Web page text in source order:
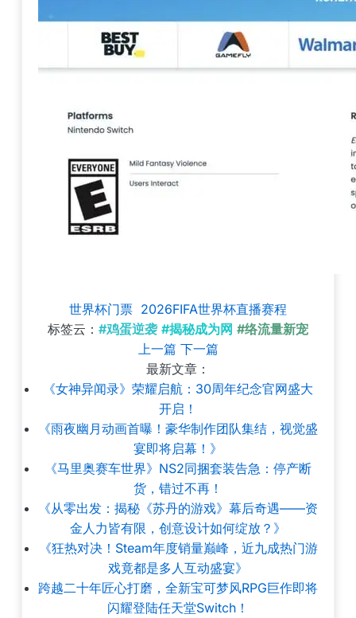
世界杯门票 2026FIFA世界杯直播赛程
标签云： #鸡蛋逆袭 #揭秘成为网 #络流量新宠
上一篇 下一篇
最新文章：
《女神异闻录》荣耀启航：30周年纪念官网盛大
开启！
《雨夜幽月动画首曝！豪华制作团队集结，视觉盛
宴即将启幕！》
《马里奥赛车世界》NS2同捆套装告急：停产断
货，错过不再！
《从零出发：揭秘《苏丹的游戏》幕后奇遇——资
金人力皆有限，创意设计如何绽放？》
《狂热对决！Steam年度销量巅峰，近九成热门游
戏竟都是多人互动盛宴》
跨越二十年匠心打磨，全新宝可梦风RPG巨作即将
闪耀登陆任天堂Switch！